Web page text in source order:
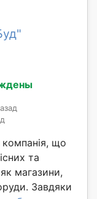
компанія, що
та
магазини,
Завдяки